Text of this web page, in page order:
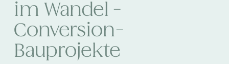
im Wandel -
Conversion-
Bauprojekte